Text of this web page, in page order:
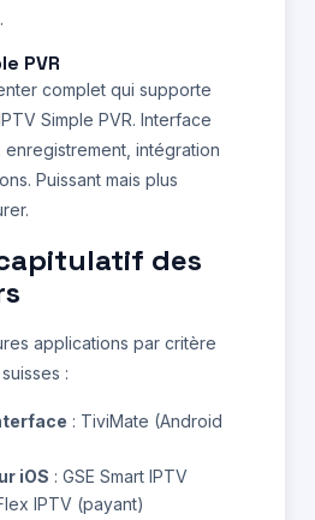
PVR
complet qui supporte
Simple PVR. Interface
enregistrement, intégration
Puissant mais plus
des
applications par critère
:
: TiviMate (Android
iOS : GSE Smart IPTV
IPTV (payant)